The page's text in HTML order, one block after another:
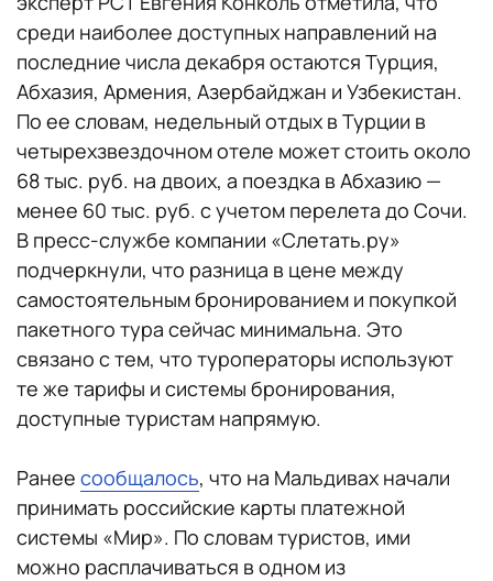
среди наиболее доступных направлений на
последние числа декабря остаются Турция,
Абхазия, Армения, Азербайджан и Узбекистан.
По ее словам, недельный отдых в Турции в
четырехзвездочном отеле может стоить около
68 тыс. руб. на двоих, а поездка в Абхазию —
менее 60 тыс. руб. с учетом перелета до Сочи.
В пресс-службе компании «Слетать.ру»
подчеркнули, что разница в цене между
самостоятельным бронированием и покупкой
пакетного тура сейчас минимальна. Это
связано с тем, что туроператоры используют
те же тарифы и системы бронирования,
доступные туристам напрямую.
Ранее сообщалось, что на Мальдивах начали
принимать российские карты платежной
системы «Мир». По словам туристов, ими
можно расплачиваться в одном из